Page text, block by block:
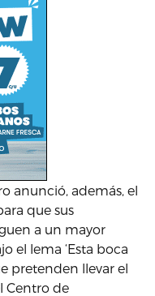
anunció, además, el
que sus
a un mayor
el lema ‘Esta boca
pretenden llevar el
Centro de